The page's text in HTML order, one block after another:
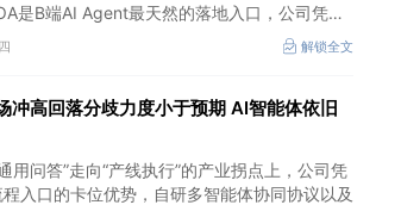
是B端AI Agent最天然的落地入口，公司凭借
厚度正从协同管理软件龙头进化为企业智能体
组、股权转让暗线涌动，该公司剥离亏损资
解锁全文
冲高回落分歧力度小于预期 AI智能体依旧
用问答”走向“产线执行”的产业拐点上，公司凭
入口的卡位优势，自研多智能体协同协议以及